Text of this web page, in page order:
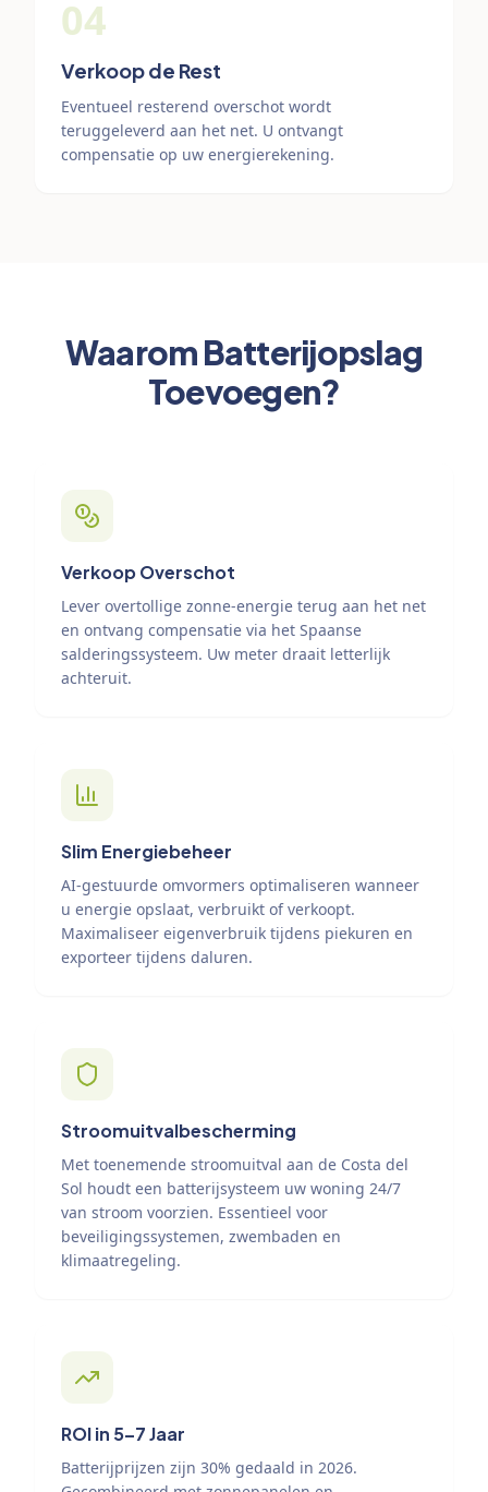
04
Verkoop de Rest
Eventueel resterend overschot wordt
teruggeleverd aan het net. U ontvangt
compensatie op uw energierekening.
Waarom Batterijopslag
Toevoegen?
Verkoop Overschot
Lever overtollige zonne-energie terug aan het net
en ontvang compensatie via het Spaanse
salderingssysteem. Uw meter draait letterlijk
achteruit.
Slim Energiebeheer
AI-gestuurde omvormers optimaliseren wanneer
u energie opslaat, verbruikt of verkoopt.
Maximaliseer eigenverbruik tijdens piekuren en
exporteer tijdens daluren.
Stroomuitvalbescherming
Met toenemende stroomuitval aan de Costa del
Sol houdt een batterijsysteem uw woning 24/7
van stroom voorzien. Essentieel voor
beveiligingssystemen, zwembaden en
klimaatregeling.
ROI in 5–7 Jaar
Batterijprijzen zijn 30% gedaald in 2026.